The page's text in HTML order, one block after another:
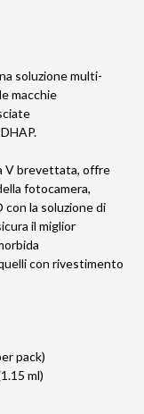
soluzione multi-
macchie
V brevettata, offre
fotocamera,
con la soluzione di
il miglior
con rivestimento
pack)
ml)